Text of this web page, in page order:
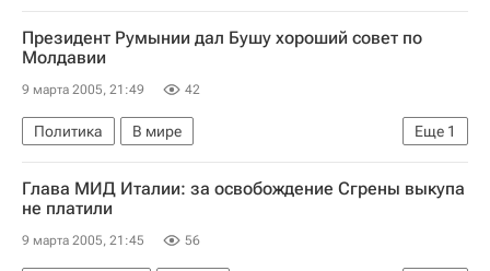
Президент Румынии дал Бушу хороший совет по
Молдавии
9 марта 2005, 21:49 42
Еще 1
Политика
В мире
Ситуация в Молдавии: прогнозы, риски, волнения
Глава МИД Италии: за освобождение Сгрены выкупа
не платили
9 марта 2005, 21:45 56